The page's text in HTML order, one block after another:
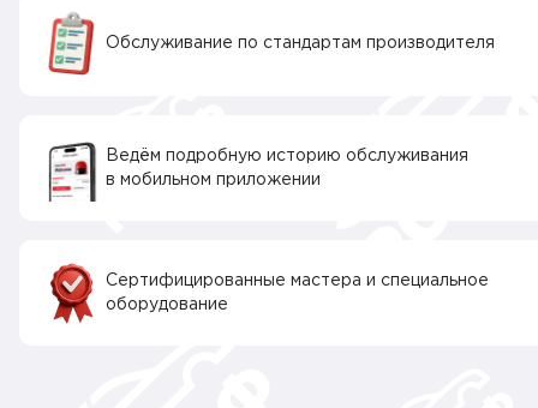
Обслуживание по стандартам производителя
Ведём подробную историю обслуживания
в мобильном приложении
Сертифицированные мастера и специальное
оборудование